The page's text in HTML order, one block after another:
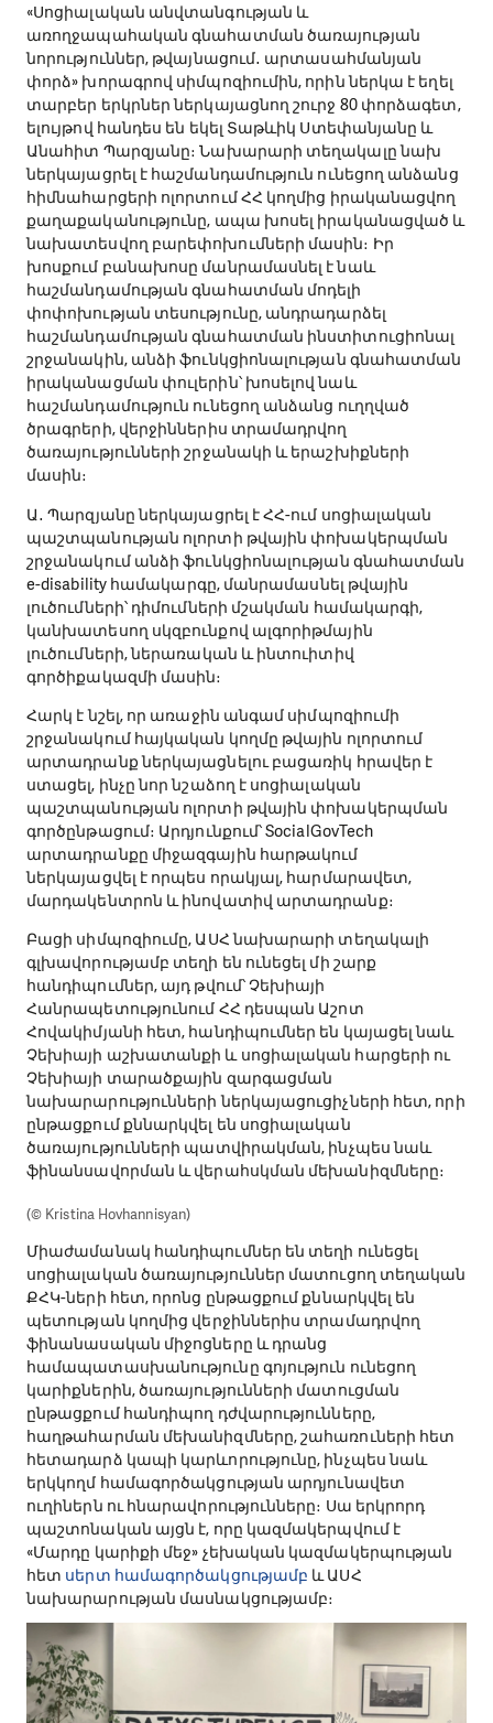
«Սոցիալական անվտանգության և
առողջապահական գնահատման ծառայության
նորություններ, թվայնացում․ արտասահմանյան
փորձ» խորագրով սիմպոզիումին, որին ներկա է եղել
տարբեր երկրներ ներկայացնող շուրջ 80 փորձագետ,
ելույթով հանդես են եկել Տաթևիկ Ստեփանյանը և
Անահիտ Պարզյանը։ Նախարարի տեղակալը նախ
ներկայացրել է հաշմանդամություն ունեցող անձանց
հիմնահարցերի ոլորտում ՀՀ կողմից իրականացվող
քաղաքականությունը, ապա խոսել իրականացված և
նախատեսվող բարեփոխումների մասին։ Իր
խոսքում բանախոսը մանրամասնել է նաև
հաշմանդամության գնահատման մոդելի
փոփոխության տեսությունը, անդրադարձել
հաշմանդամության գնահատման ինստիտուցիոնալ
շրջանակին, անձի ֆունկցիոնալության գնահատման
իրականացման փուլերին՝ խոսելով նաև
հաշմանդամություն ունեցող անձանց ուղղված
ծրագրերի, վերջիններիս տրամադրվող
ծառայությունների շրջանակի և երաշխիքների
մասին։
Ա․ Պարզյանը ներկայացրել է ՀՀ-ում սոցիալական
պաշտպանության ոլորտի թվային փոխակերպման
շրջանակում անձի ֆունկցիոնալության գնահատման
e-disability համակարգը, մանրամասնել թվային
լուծումների՝ դիմումների մշակման համակարգի,
կանխատեսող սկզբունքով ալգորիթմային
լուծումների, ներառական և ինտուիտիվ
գործիքակազմի մասին։
Հարկ է նշել, որ առաջին անգամ սիմպոզիումի
շրջանակում հայկական կողմը թվային ոլորտում
արտադրանք ներկայացնելու բացառիկ հրավեր է
ստացել, ինչը նոր նշաձող է սոցիալական
պաշտպանության ոլորտի թվային փոխակերպման
գործընթացում։ Արդյունքում՝ SocialGovTech
արտադրանքը միջազգային հարթակում
ներկայացվել է որպես որակյալ, հարմարավետ,
մարդակենտրոն և ինովատիվ արտադրանք։
Բացի սիմպոզիումը, ԱՍՀ նախարարի տեղակալի
գլխավորությամբ տեղի են ունեցել մի շարք
հանդիպումներ, այդ թվում՝ Չեխիայի
Հանրապետությունում ՀՀ դեսպան Աշոտ
Հովակիմյանի հետ, հանդիպումներ են կայացել նաև
Չեխիայի աշխատանքի և սոցիալական հարցերի ու
Չեխիայի տարածքային զարգացման
նախարարությունների ներկայացուցիչների հետ, որի
ընթացքում քննարկվել են սոցիալական
ծառայությունների պատվիրակման, ինչպես նաև
ֆինանսավորման և վերահսկման մեխանիզմները։
(© Kristina Hovhannisyan)
Միաժամանակ հանդիպումներ են տեղի ունեցել
սոցիալական ծառայություններ մատուցող տեղական
ՔՀԿ-ների հետ, որոնց ընթացքում քննարկվել են
պետության կողմից վերջիններիս տրամադրվող
ֆինանասական միջոցները և դրանց
համապատասխանությունը գոյություն ունեցող
կարիքներին, ծառայությունների մատուցման
ընթացքում հանդիպող դժվարությունները,
հաղթահարման մեխանիզմները, շահառուների հետ
հետադարձ կապի կարևորությունը, ինչպես նաև
երկկողմ համագործակցության արդյունավետ
ուղիներն ու հնարավորությունները։ Սա երկրորդ
պաշտոնական այցն է, որը կազմակերպվում է
«Մարդը կարիքի մեջ» չեխական կազմակերպության
հետ սերտ համագործակցությամբ և ԱՍՀ
նախարարության մասնակցությամբ։